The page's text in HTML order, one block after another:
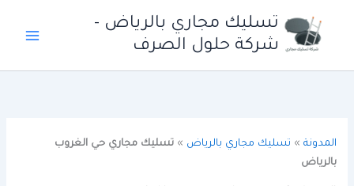
المحتوى
تسليك مجاري بالرياض -
شركة حلول الصرف
المدونة » تسليك مجاري بالرياض »تسليك مجاري حي الغروب
بالرياض